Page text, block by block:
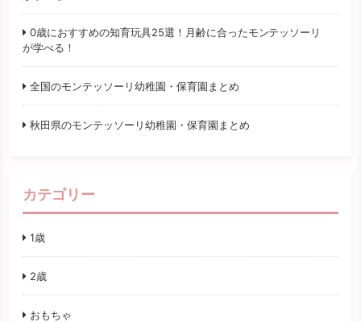
0歳におすすめの知育玩具25選！月齢に合ったモンテッソーリ
が学べる！
全国のモンテッソーリ幼稚園・保育園まとめ
秋田県のモンテッソーリ幼稚園・保育園まとめ
カテゴリー
1歳
2歳
おもちゃ